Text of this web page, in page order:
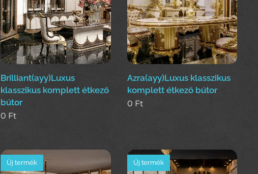
Brilliant(ayy)Luxus
klasszikus komplett étkező
bútor
0 Ft
Azra(ayy)Luxus klasszikus
komplett étkező bútor
0 Ft
Új termék Új termék